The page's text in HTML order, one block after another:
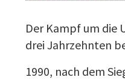
Der Kampf um die
drei Jahrzehnten
1990, nach dem